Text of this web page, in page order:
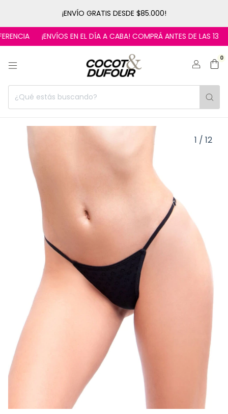
¡ENVÍO GRATIS DESDE $85.000!
¡ENVÍOS EN EL DÍA A CABA! COMPRÁ ANTES DE LAS 13
0
1 / 12